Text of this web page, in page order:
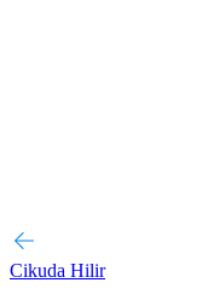
Cikuda Hilir